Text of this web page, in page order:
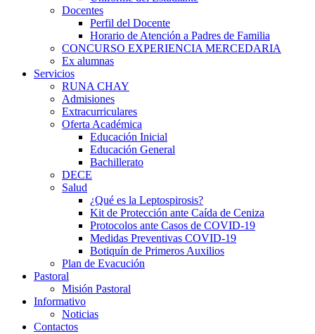
Docentes
Perfil del Docente
Horario de Atención a Padres de Familia
CONCURSO EXPERIENCIA MERCEDARIA
Ex alumnas
Servicios
RUNA CHAY
Admisiones
Extracurriculares
Oferta Académica
Educación Inicial
Educación General
Bachillerato
DECE
Salud
¿Qué es la Leptospirosis?
Kit de Protección ante Caída de Ceniza
Protocolos ante Casos de COVID-19
Medidas Preventivas COVID-19
Botiquín de Primeros Auxilios
Plan de Evacución
Pastoral
Misión Pastoral
Informativo
Noticias
Contactos